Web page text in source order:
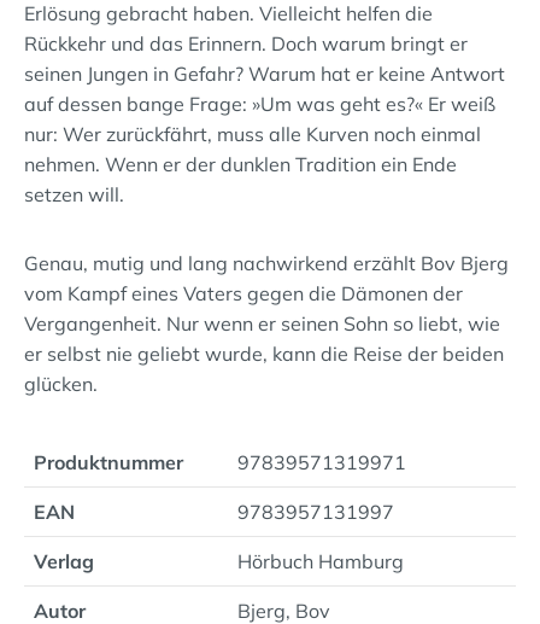
Erlösung gebracht haben. Vielleicht helfen die
Rückkehr und das Erinnern. Doch warum bringt er
seinen Jungen in Gefahr? Warum hat er keine Antwort
auf dessen bange Frage: »Um was geht es?« Er weiß
nur: Wer zurückfährt, muss alle Kurven noch einmal
nehmen. Wenn er der dunklen Tradition ein Ende
setzen will.
Genau, mutig und lang nachwirkend erzählt Bov Bjerg
vom Kampf eines Vaters gegen die Dämonen der
Vergangenheit. Nur wenn er seinen Sohn so liebt, wie
er selbst nie geliebt wurde, kann die Reise der beiden
glücken.
Produktnummer 97839571319971
EAN 9783957131997
Verlag Hörbuch Hamburg
Autor Bjerg, Bov